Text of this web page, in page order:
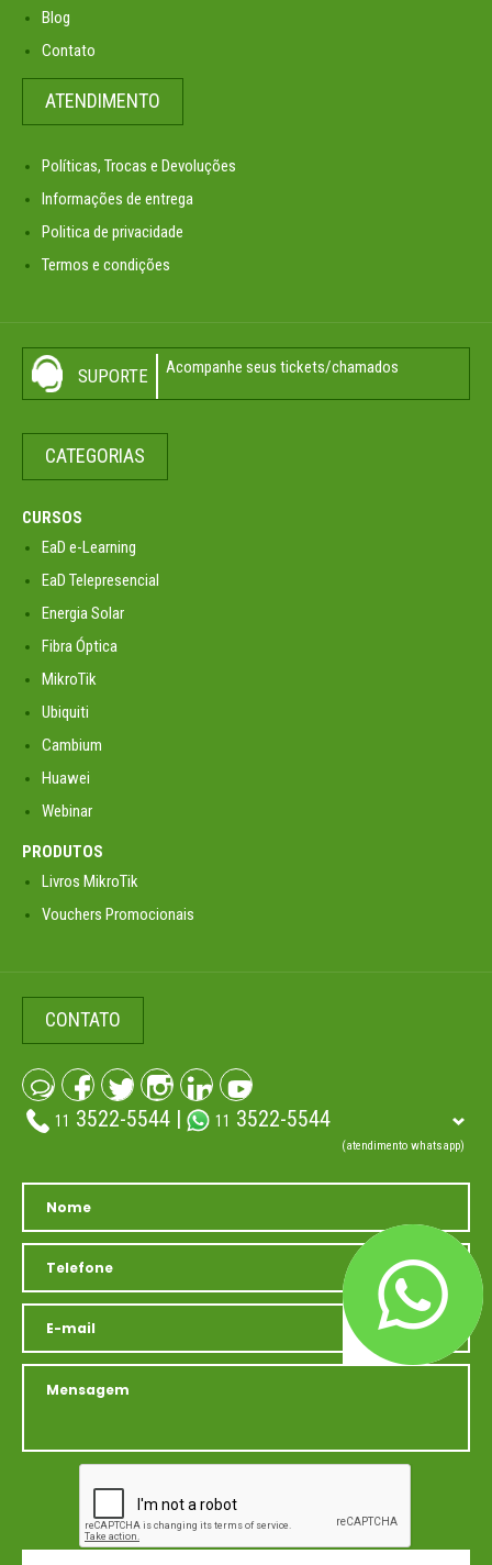
Blog
Contato
ATENDIMENTO
Políticas, Trocas e Devoluções
Informações de entrega
Politica de privacidade
Termos e condições
SUPORTE Acompanhe seus tickets/chamados
CATEGORIAS
CURSOS
EaD e-Learning
EaD Telepresencial
Energia Solar
Fibra Óptica
MikroTik
Ubiquiti
Cambium
Huawei
Webinar
PRODUTOS
Livros MikroTik
Vouchers Promocionais
CONTATO
11 3522-5544 | 11 3522-5544
(atendimento whatsapp)